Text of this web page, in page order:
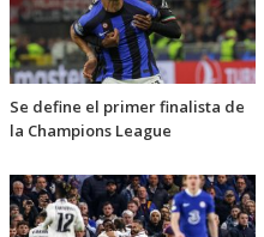
Se define el primer finalista de
la Champions League